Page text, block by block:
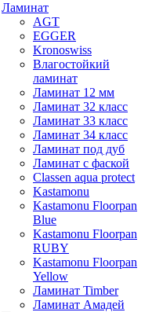
Ламинат
AGT
EGGER
Kronoswiss
Влагостойкий
ламинат
Ламинат 12 мм
Ламинат 32 класс
Ламинат 33 класс
Ламинат 34 класс
Ламинат под дуб
Ламинат с фаской
Classen aqua protect
Kastamonu
Kastamonu Floorpan
Blue
Kastamonu Floorpan
RUBY
Kastamonu Floorpan
Yellow
Ламинат Timber
Ламинат Амадей